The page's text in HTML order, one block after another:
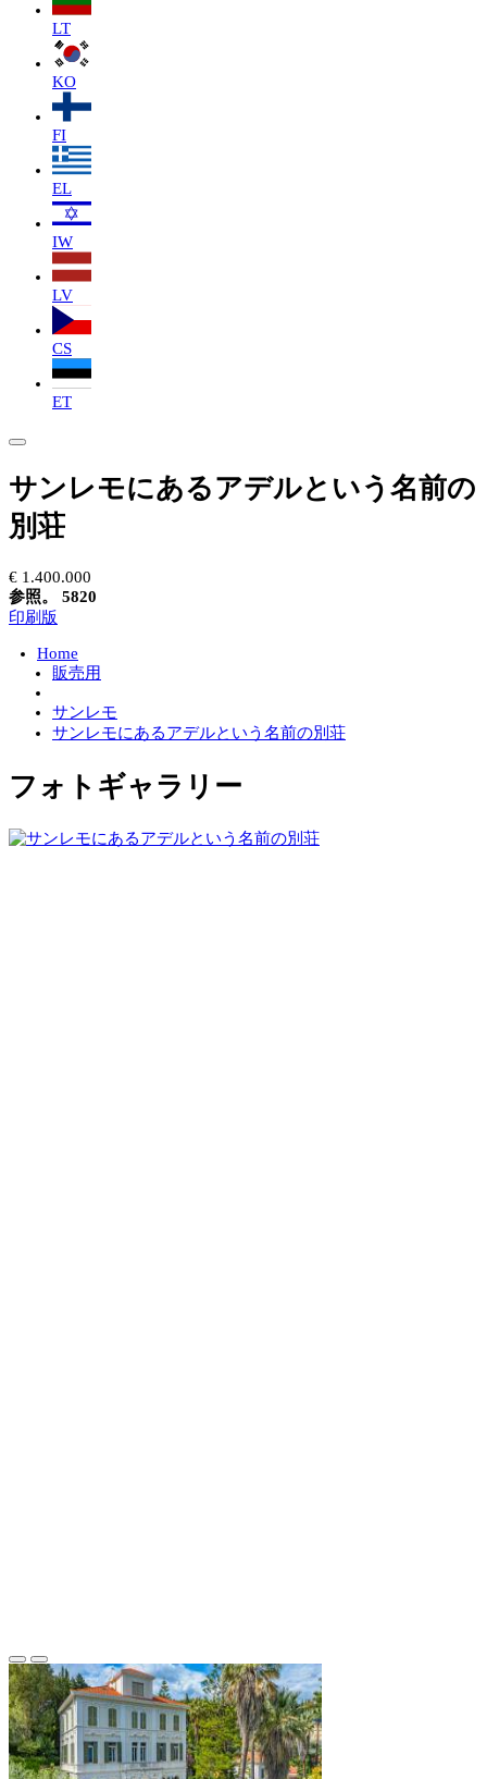
LT
KO
FI
EL
IW
LV
CS
ET
サンレモにあるアデルという名前の
別荘
€ 1.400.000
参照。 5820
印刷版
Home
販売用
サンレモ
サンレモにあるアデルという名前の別荘
フォトギャラリー